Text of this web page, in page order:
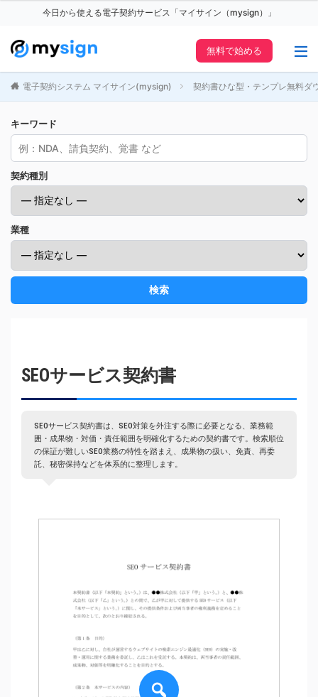
今日から使える電子契約サービス「マイサイン（mysign）」
無料で始める
電子契約システム マイサイン(mysign) 契約書ひな型・テンプレ無料ダ
キーワード
契約種別
業種
検索
SEOサービス契約書
SEOサービス契約書は、SEO対策を外注する際に必要となる、業務範
囲・成果物・対価・責任範囲を明確化するための契約書です。検索順位
の保証が難しいSEO業務の特性を踏まえ、成果物の扱い、免責、再委
託、秘密保持などを体系的に整理します。